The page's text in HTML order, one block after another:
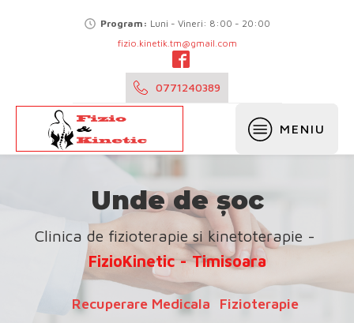
Program: Luni - Vineri: 8:00 - 20:00
fizio.kinetik.tm@gmail.com
0771240389
MENIU
Unde de șoc
Clinica de fizioterapie si kinetoterapie -
FizioKinetic - Timisoara
Recuperare Medicala Fizioterapie